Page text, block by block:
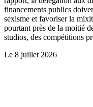
financements publics
sexisme et favoriser la
pourtant près de la moitié
studios, des compétitions
Le 8 juillet 2026